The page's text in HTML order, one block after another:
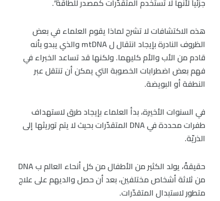
جزئياً لأنها لا تستخدم المتقدّرات كمصدر للطاقة”.
هذه الاكتشافات لا تشرح لماذا يقوم العلماء في بعض
الظروف النادرة بإيجاد انتقال ل mtDNA والذي يبدو بأنه
قادم من الأب والأم كليهما. ولكنها قد تساعد الخبراء في
فهم بعض اضطرابات الخصوبة التي يمكن أن تنتقل عبر
النطفة أو البويضة.
في السنوات الأخيرة، بدأ العلماء بإيجاد طرق لاستهداف
طفرات محددة في DNA المتقدّرات بحيث لا يتم توريثها إلى
الذريّة.
حقيقةً، يولد الكثير من الأطفال من كل أنحاء العالم ب DNA
من ثلاثة أشخاص مختلفين، بعد أن حصل والديهم على علاج
متطور لاستبدال المتقدّرات.